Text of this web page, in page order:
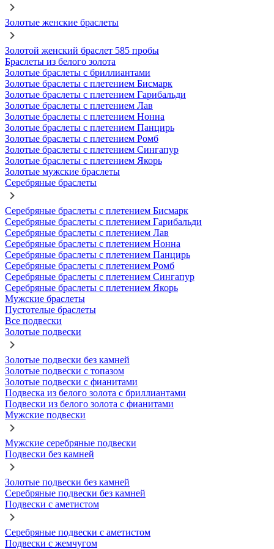
Золотые женские браслеты
Золотой женский браслет 585 пробы
Браслеты из белого золота
Золотые браслеты с бриллиантами
Золотые браслеты с плетением Бисмарк
Золотые браслеты с плетением Гарибальди
Золотые браслеты с плетением Лав
Золотые браслеты с плетением Нонна
Золотые браслеты с плетением Панцирь
Золотые браслеты с плетением Ромб
Золотые браслеты с плетением Сингапур
Золотые браслеты с плетением Якорь
Золотые мужские браслеты
Серебряные браслеты
Серебряные браслеты с плетением Бисмарк
Серебряные браслеты с плетением Гарибальди
Серебряные браслеты с плетением Лав
Серебряные браслеты с плетением Нонна
Серебряные браслеты с плетением Панцирь
Серебряные браслеты с плетением Ромб
Серебряные браслеты с плетением Сингапур
Серебряные браслеты с плетением Якорь
Мужские браслеты
Пустотелые браслеты
Все подвески
Золотые подвески
Золотые подвески без камней
Золотые подвески с топазом
Золотые подвески с фианитами
Подвеска из белого золота с бриллиантами
Подвески из белого золота с фианитами
Мужские подвески
Мужские серебряные подвески
Подвески без камней
Золотые подвески без камней
Серебряные подвески без камней
Подвески с аметистом
Серебряные подвески с аметистом
Подвески с жемчугом